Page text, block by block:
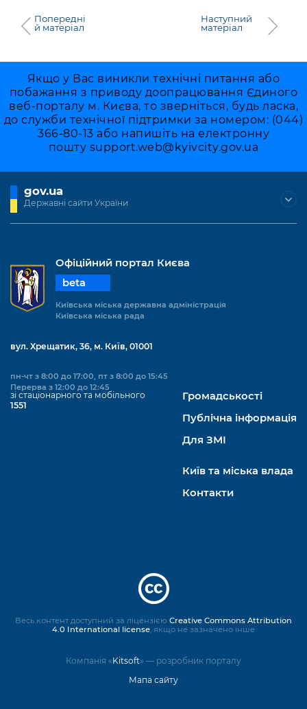
Попередні
й матеріал
Наступний
матеріал
Якщо у Вас виникли технічні питання або
побажання з приводу доопрацювання Єдиного
веб-порталу м. Києва, то зверніться, будь ласка,
до служби технічної підтримки за номером: (044)
366-80-13 або напишіть на електронну
пошту support.web@kyivcity.gov.ua
gov.ua
Державні сайти України
Офіційний портал Києва
beta
Київська міська державна адміністрація
Київська міська рада
вул. Хрещатик, 36, м. Київ, 01001
пн-чт з 8:00 до 17:00, пт з 8:00 до 15:45
Перерва з 12:00 до 12:45
зі стаціонарного та мобільного
1551
Громадськості
Публічна інформація
Для ЗМІ
Київ та міська влада
Контакти
Компанія «Kitsoft» — розробник порталу
Мапа сайту
Весь контент доступний за ліцензією Creative Commons Attribution
4.0 International license, якщо не зазначено інше